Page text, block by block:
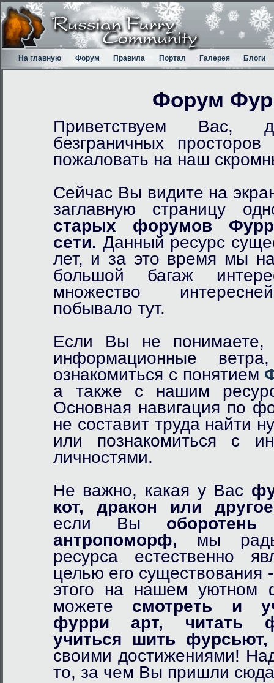
На главную Форум Правила Портал Галерея Блоги
Форум
Приветствуем Вас,
безграничных
пожаловать на наш
Сейчас Вы видите на
заглавную страницу
старых форумов
сети. Данный ресурс
лет, и за это время мы
большой багаж
множество
побывало тут.
Если Вы не понимаете,
информационные
ознакомиться с понятием
а также с нашим
Основная навигация по
не составит труда найти
или познакомиться с
личностями.
Не важно, какая у Вас
кот,
дракон
или
если Вы оборотень
антропоморф, мы
ресурса естественно
целью его существования
этого на нашем
можете смотреть и
фурри арт,
читать
учиться шить фурсьют,
своими достижениями!
то, за чем Вы пришли